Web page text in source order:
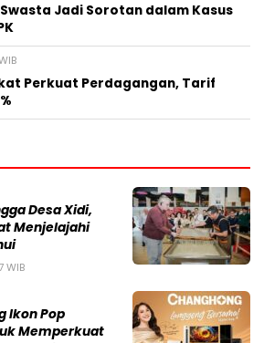
Jadi Sorotan dalam Kasus
Perkuat Perdagangan, Tarif
Desa Xidi,
Menjelajahi
WIB
Ikon Pop
Memperkuat